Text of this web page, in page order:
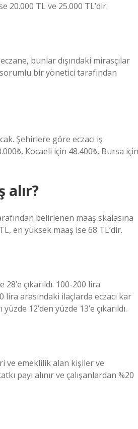
20.000 TL ve 25.000 TL’dir.
bunlar dışındaki mirasçılar
bir yönetici tarafından
Şehirlere göre eczacı iş
Kocaeli için 48.400₺, Bursa için
alır?
belirlenen maaş skalasına
en yüksek maaş ise 68 TL’dir.
çıkarıldı. 100-200 lira
lira arasındaki ilaçlarda eczacı kar
12’den yüzde 13’e çıkarıldı.
ve emeklilik alan kişiler ve
payı alınır ve çalışanlardan %20